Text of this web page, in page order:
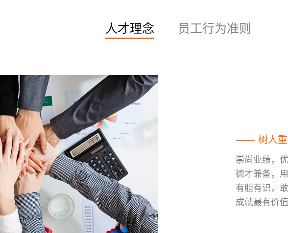
人才理念 员工行为准则
—— 树人重
崇尚业绩，
德才兼备，
有胆有识，
成就最有价